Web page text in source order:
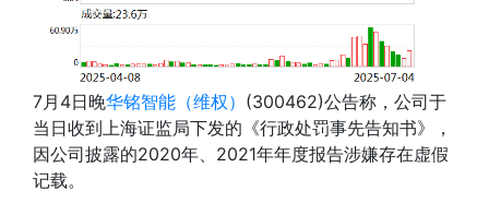
7月4日晚华铭智能 （维权） (300462)公告称，公司于
当日收到上海证监局下发的《行政处罚事先告知书》，
因公司披露的2020年、2021年年度报告涉嫌存在虚假
记载。